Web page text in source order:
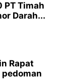
PT Timah
Darah...
Rapat